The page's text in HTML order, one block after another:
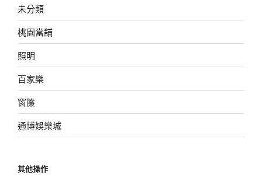
未分類
桃園當舖
照明
百家樂
窗簾
通博娛樂城
其他操作